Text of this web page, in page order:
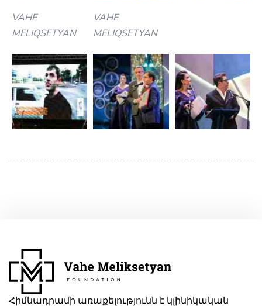
VAHE
MELIQSETYAN
VAHE
MELIQSETYAN
Հիմնադրամի առաքելությունն է կլինիկական